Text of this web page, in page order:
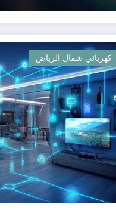
كهربائي شمال الرياض